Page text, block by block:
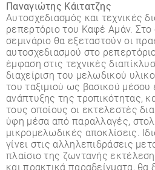
Παναγιώτης Κάιτατζης
Αυτοσχεδιασµός και τεχνικές
ρεπερτόριο του Καφέ Αµάν. Στο
σεµινάριο θα εξεταστούν οι
αυτοσχεδιασµού στο
έµφαση στις τεχνικές
διαχείριση του µελωδικού
του ταξιµιού ως βασικού µέσου
ανάπτυξης της τροπικότητας,
τους οποίους οι εκτελεστές
ύφη µέσα από παραλλαγές,
µικροµελωδικές αποκλίσεις.
γίνει στις αλληλεπιδράσεις
πλαίσιο της ζωντανής
και πρακτικά παραδείγµατα, θα